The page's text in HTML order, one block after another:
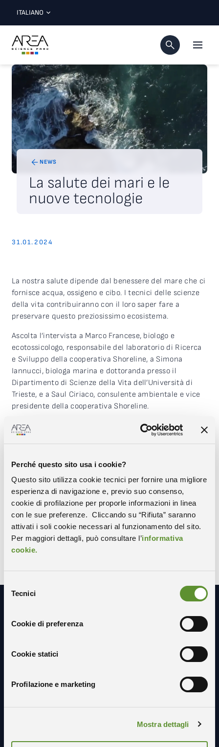
Perché questo sito usa i cookie?
Questo sito utilizza cookie tecnici per fornire una migliore
esperienza di navigazione e, previo suo consenso,
cookie di profilazione per proporle informazioni in linea
con le sue preferenze. Cliccando su “Rifiuta” saranno
attivati i soli cookie necessari al funzionamento del sito.
Per maggiori dettagli, può consultare l’informativa
cookie.
Selezione
delTecnici
Cookie di preferenza
Cookie statici
Profilazione e marketing
Mostra dettagli
ITALIANO
NEWS
La salute dei mari e le
nuove tecnologie
31.01.2024
La nostra salute dipende dal benessere del mare che ci
fornisce acqua, ossigeno e cibo. I tecnici delle scienze
della vita contribuiranno con il loro saper fare a
preservare questo preziosissimo ecosistema.
Ascolta l’intervista a Marco Francese, biologo e
ecotossicologo, responsabile del laboratorio di Ricerca
e Sviluppo della cooperativa Shoreline, a Simona
Iannucci, biologa marina e dottoranda presso il
Dipartimento di Scienze della Vita dell’Università di
Trieste, e a Saul Ciriaco, consulente ambientale e vice
presidente della cooperativa Shoreline.
Condividi
COPIA IL LINK WHATSAPP
X-TWITTER FACEBOOK LINKEDIN
Resta in contatto con noi